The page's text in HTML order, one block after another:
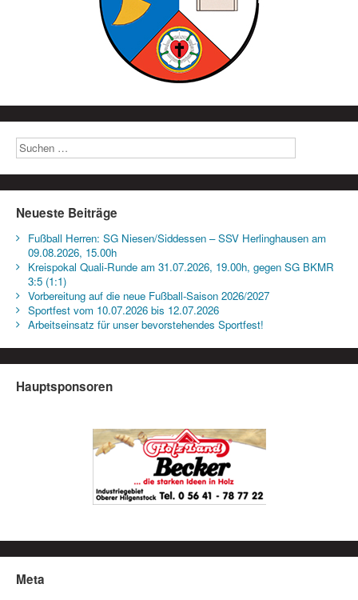
Neueste Beiträge
Fußball Herren: SG Niesen/Siddessen – SSV Herlinghausen am
09.08.2026, 15.00h
Kreispokal Quali-Runde am 31.07.2026, 19.00h, gegen SG BKMR
3:5 (1:1)
Vorbereitung auf die neue Fußball-Saison 2026/2027
Sportfest vom 10.07.2026 bis 12.07.2026
Arbeitseinsatz für unser bevorstehendes Sportfest!
Hauptsponsoren
Meta